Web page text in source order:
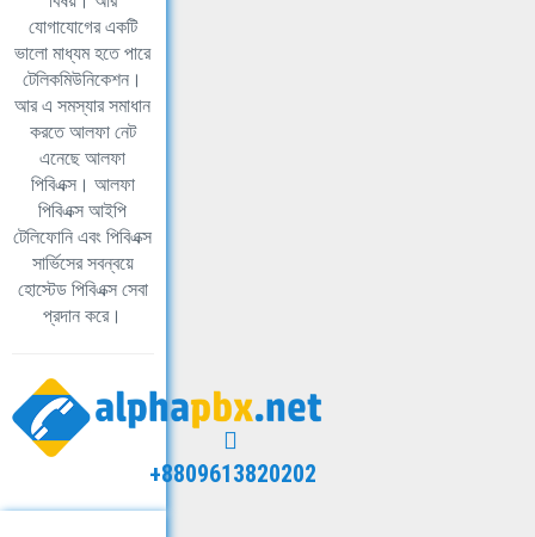
যোগাযোগের একটি
ভালো মাধ্যম হতে পারে
টেলিকমিউনিকেশন।
আর এ সমস্যার সমাধান
করতে আলফা নেট
এনেছে আলফা
পিবিএক্স। আলফা
পিবিএক্স আইপি
টেলিফোনি এবং পিবিএক্স
সার্ভিসের সবন্বয়ে
হোস্টেড পিবিএক্স সেবা
প্রদান করে।
+8809613820202